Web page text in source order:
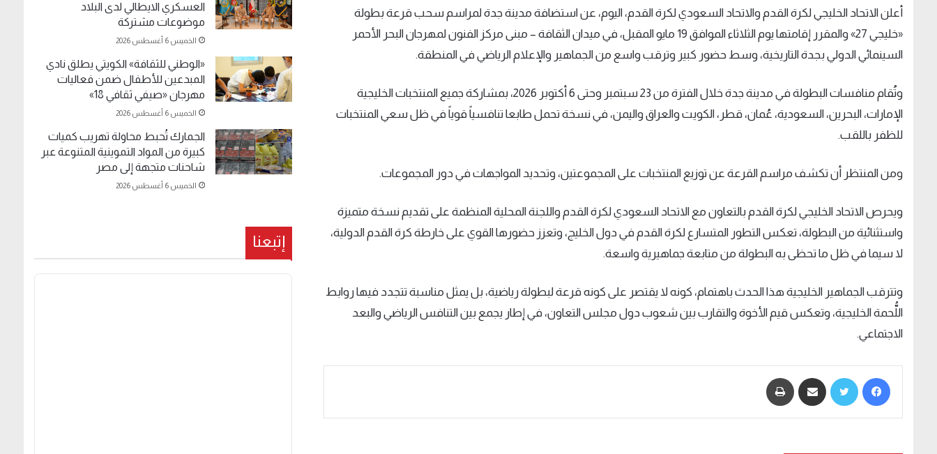
أعلن الاتحاد الخليجي لكرة القدم والاتحاد السعودي لكرة القدم، اليوم، عن استضافة مدينة جدة لمراسم سحب قرعة بطولة
«خليجي 27 »والمقرر إقامتها يوم الثلاثاء الموافق 19 مايو المقبل، في ميدان الثقافة – مبنى مركز الفنون لمهرجان البحر الأحمر
السينمائي الدولي بجدة التاريخية، وسط حضور كبير وترقب واسع من الجماهير والإعلام الرياضي في المنطقة.
وتُقام منافسات البطولة في مدينة جدة خلال الفترة من 23 سبتمبر وحتى 6 أكتوبر 2026، بمشاركة جميع المنتخبات الخليجية
الإمارات، البحرين، السعودية، عُمان، قطر، الكويت والعراق واليمن، في نسخة تحمل طابعا تنافسياً قوياً في ظل سعي المنتخبات
للظفر باللقب.
ومن المنتظر أن تكشف مراسم القرعة عن توزيع المنتخبات على المجموعتين، وتحديد المواجهات في دور المجموعات.
ويحرص الاتحاد الخليجي لكرة القدم بالتعاون مع الاتحاد السعودي لكرة القدم واللجنة المحلية المنظمة على تقديم نسخة متميزة
واستثنائية من البطولة، تعكس التطور المتسارع لكرة القدم في دول الخليج، وتعزز حضورها القوي على خارطة كرة القدم الدولية،
لا سيما في ظل ما تحظى به البطولة من متابعة جماهيرية واسعة.
وتترقب الجماهير الخليجية هذا الحدث باهتمام، كونه لا يقتصر على كونه قرعة لبطولة رياضية، بل يمثل مناسبة تتجدد فيها روابط
اللُّحمة الخليجية، وتعكس قيم الأخوة والتقارب بين شعوب دول مجلس التعاون، في إطار يجمع بين التنافس الرياضي والبعد
الاجتماعي.
العسكري الايطالي لدى البلاد
موضوعات مشتركة
الخميس 6 أغسطس 2026
«الوطني للثقافة» الكويتي يطلق نادي
المبدعين للأطفال ضمن فعاليات
مهرجان «صيفي ثقافي 18»
الخميس 6 أغسطس 2026
الجمارك تُحبط محاولة تهريب كميات
كبيرة من المواد التموينية المتنوعة عبر
شاحنات متجهة إلى مصر
الخميس 6 أغسطس 2026
إتبعنا